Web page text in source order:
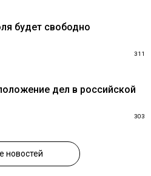
будет свободно
311
дел в российской
303
новостей